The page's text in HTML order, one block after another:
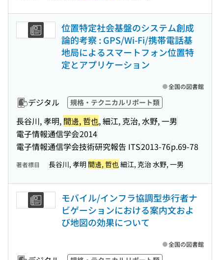
位置特定社会基盤のシステム創成
論的考察 : GPS/Wi-Fi/携帯電話基
地局によるスマートフォン位置特
定とアプリケーション
デジタル 規格・テクニカルリポート類
長谷川, 孝明, 間邊, 哲也, 細江, 克治, 水野, 一男
電子情報通信学会2014
電子情報通信学会技術研究報告 ITS2013-76p.69-78
全国の図書館
著者標目 長谷川, 孝明 間邊, 哲也細江, 克治 水野, 一男
モバイル/インフラ協調型歩行者ナ
ビゲーションにおける案内文およ
び地図の効果について
全国の図書館